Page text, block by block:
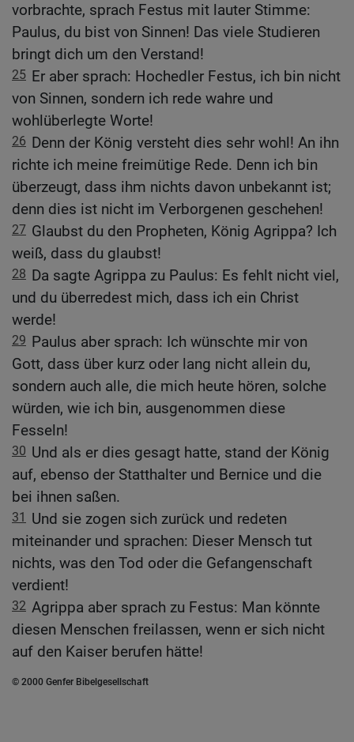
vorbrachte, sprach Festus mit lauter Stimme:
Paulus, du bist von Sinnen! Das viele Studieren
bringt dich um den Verstand!
25 Er aber sprach: Hochedler Festus, ich bin nicht
von Sinnen, sondern ich rede wahre und
wohlüberlegte Worte!
26 Denn der König versteht dies sehr wohl! An ihn
richte ich meine freimütige Rede. Denn ich bin
überzeugt, dass ihm nichts davon unbekannt ist;
denn dies ist nicht im Verborgenen geschehen!
27 Glaubst du den Propheten, König Agrippa? Ich
weiß, dass du glaubst!
28 Da sagte Agrippa zu Paulus: Es fehlt nicht viel,
und du überredest mich, dass ich ein Christ
werde!
29 Paulus aber sprach: Ich wünschte mir von
Gott, dass über kurz oder lang nicht allein du,
sondern auch alle, die mich heute hören, solche
würden, wie ich bin, ausgenommen diese
Fesseln!
30 Und als er dies gesagt hatte, stand der König
auf, ebenso der Statthalter und Bernice und die
bei ihnen saßen.
31
Und sie zogen sich zurück und redeten
miteinander und sprachen: Dieser Mensch tut
nichts, was den Tod oder die Gefangenschaft
verdient!
32 Agrippa aber sprach zu Festus: Man könnte
diesen Menschen freilassen, wenn er sich nicht
auf den Kaiser berufen hätte!
© 2000 Genfer Bibelgesellschaft